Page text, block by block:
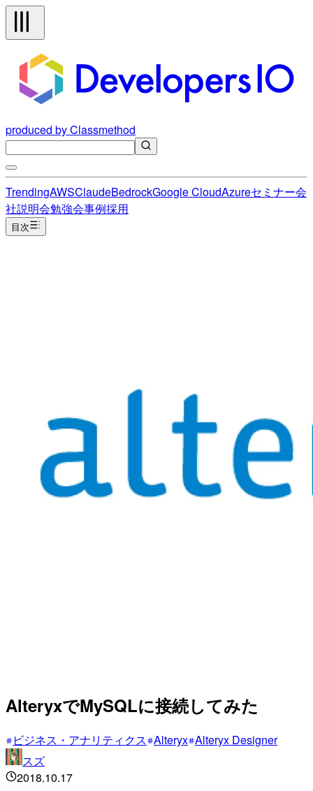
produced by Classmethod
TrendingAWSClaudeBedrockGoogle CloudAzureセミナー会
社説明会勉強会事例採用
目次
AlteryxでMySQLに接続してみた
ビジネス・アナリティクス Alteryx Alteryx Designer
スズ
2018.10.17